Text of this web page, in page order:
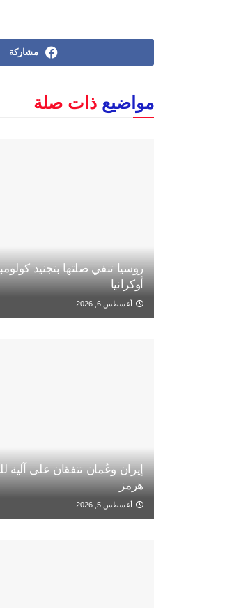
مشاركة
مواضيع ذات صلة
روسيا تنفي صلتها بتجنيد
أوكرانيا
أغسطس 6, 2026
إيران وعُمان تتفقان على
هرمز
أغسطس 5, 2026